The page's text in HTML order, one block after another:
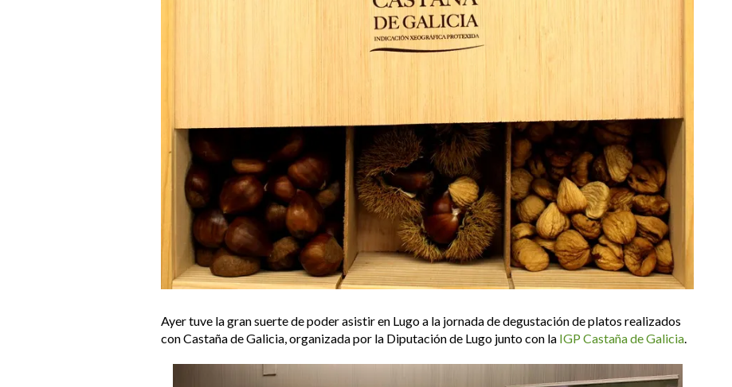
Ayer tuve la gran suerte de poder asistir en Lugo a la jornada de degustación de platos realizados
con Castaña de Galicia, organizada por la Diputación de Lugo junto con la IGP Castaña de Galicia.